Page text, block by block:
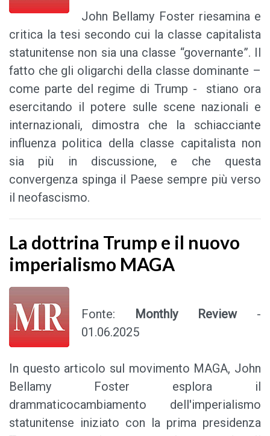
John Bellamy Foster riesamina e
critica la tesi secondo cui la classe capitalista
statunitense non sia una classe “governante”. Il
fatto che gli oligarchi della classe dominante –
come parte del regime di Trump - stiano ora
esercitando il potere sulle scene nazionali e
internazionali, dimostra che la schiacciante
influenza politica della classe capitalista non
sia più in discussione, e che questa
convergenza spinga il Paese sempre più verso
il neofascismo.
La dottrina Trump e il nuovo
imperialismo MAGA
Fonte: Monthly Review-
01.06.2025
In questo articolo sul movimento MAGA, John
Bellamy Foster esplora il
drammaticocambiamento dell'imperialismo
statunitense iniziato con la prima presidenza